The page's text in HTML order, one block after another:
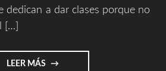
dedican a dar clases porque no
[…]
LEER MÁS "VIRTUOSISMO